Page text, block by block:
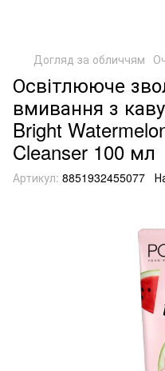
Догляд за обличчям
Освітлююче
вмивання з
Bright
Cleanser 100 мл
Артикул: 8851932455077